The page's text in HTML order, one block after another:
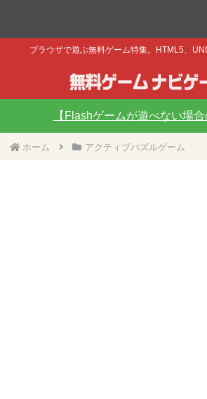
ブラウザで遊ぶ無料ゲーム特集。HTML5、
【Flashゲームが遊べない場合
ホーム アクティブパズルゲーム